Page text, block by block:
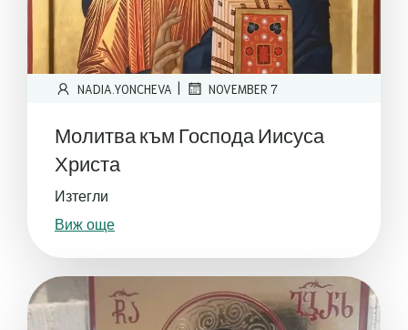
NADIA.YONCHEVA | NOVEMBER 7
Молитва към Господа Иисуса
Христа
Изтегли
Виж още